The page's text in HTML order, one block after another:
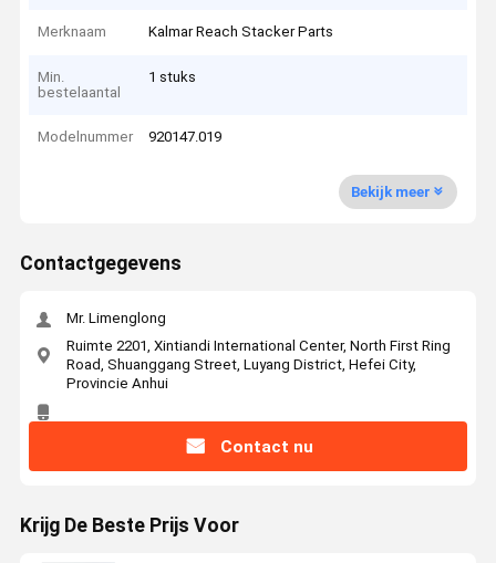
Merknaam Kalmar Reach Stacker Parts
Min.
bestelaantal
1 stuks
Modelnummer 920147.019
Bekijk meer
Contactgegevens
Mr. Limenglong
Ruimte 2201, Xintiandi International Center, North First Ring
Road, Shuanggang Street, Luyang District, Hefei City,
Provincie Anhui
Contact nu
Krijg De Beste Prijs Voor